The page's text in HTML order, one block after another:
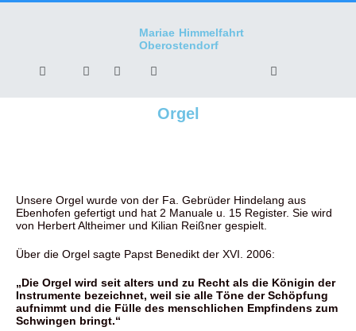
Mariae Himmelfahrt
Oberostendorf
Orgel
Unsere Orgel wurde von der Fa. Gebrüder Hindelang aus
Ebenhofen gefertigt und hat 2 Manuale u. 15 Register. Sie wird
von Herbert Altheimer und Kilian Reißner gespielt.
Über die Orgel sagte Papst Benedikt der XVI. 2006:
„Die Orgel wird seit alters und zu Recht als die Königin der
Instrumente bezeichnet, weil sie alle Töne der Schöpfung
aufnimmt und die Fülle des menschlichen Empfindens zum
Schwingen bringt.“